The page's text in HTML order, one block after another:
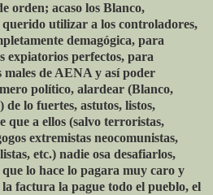
orden; acaso los Blanco,
utilizar a los controladores,
demagógica, para
expiatorios perfectos, para
males de AENA y así poder
político, alardear (Blanco,
lo fuertes, astutos, listos,
que a ellos (salvo terroristas,
extremistas neocomunistas,
etc.) nadie osa desafiarlos,
lo hace lo pagara muy caro y
la factura la pague todo el pueblo, el